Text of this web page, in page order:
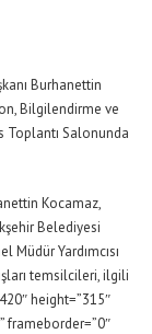
Burhanettin
Bilgilendirme ve
Toplantı Salonunda
Kocamaz,
Belediyesi
Müdür Yardımcısı
temsilcileri, ilgili
height=”315″